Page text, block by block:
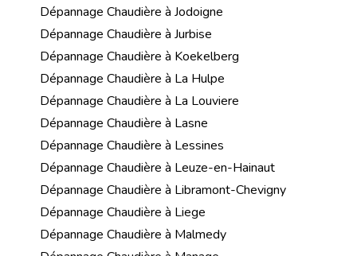
Dépannage Chaudière à Jodoigne
Dépannage Chaudière à Jurbise
Dépannage Chaudière à Koekelberg
Dépannage Chaudière à La Hulpe
Dépannage Chaudière à La Louviere
Dépannage Chaudière à Lasne
Dépannage Chaudière à Lessines
Dépannage Chaudière à Leuze-en-Hainaut
Dépannage Chaudière à Libramont-Chevigny
Dépannage Chaudière à Liege
Dépannage Chaudière à Malmedy